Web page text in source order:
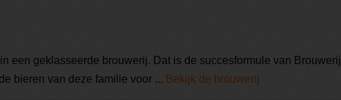
een geklasseerde brouwerij. Dat is de succesformule van Brouwerij
bieren van deze familie voor ... Bekijk de brouwerij